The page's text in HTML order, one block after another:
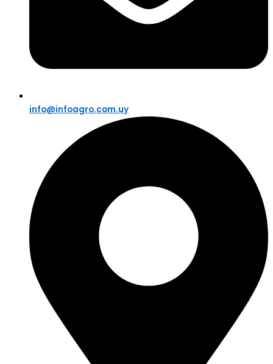
info@infoagro.com.uy